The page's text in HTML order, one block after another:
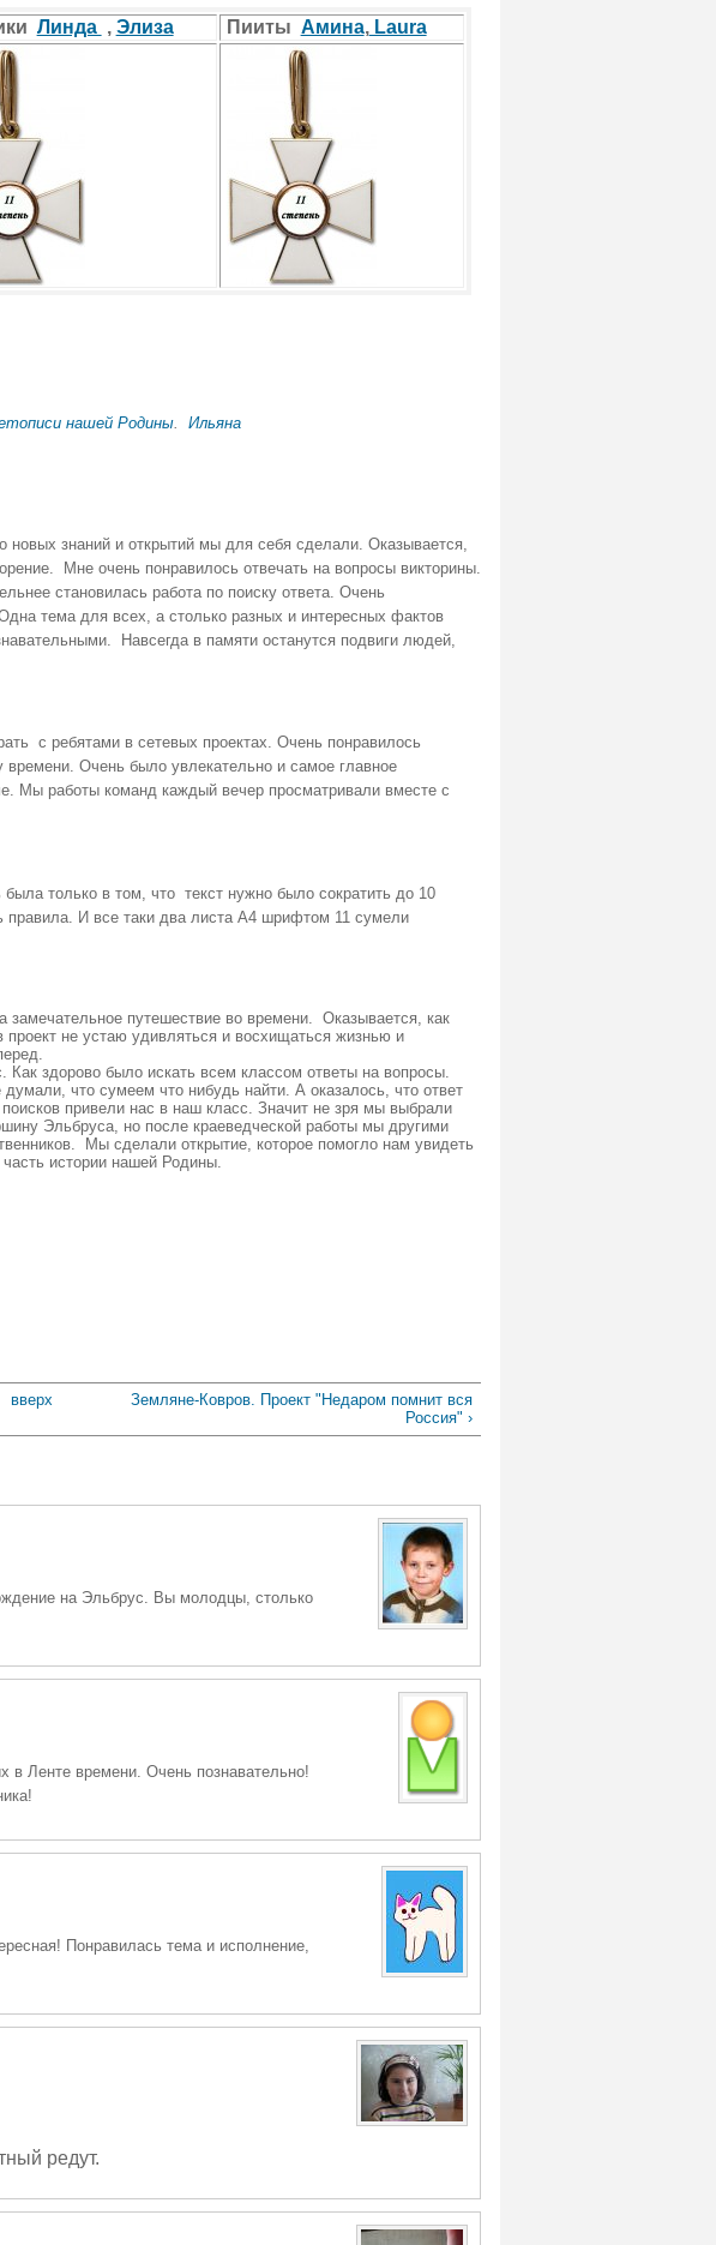
Линда , Элиза Пииты Амина,Laura
нашей Родины. Ильяна
знаний и открытий мы для себя сделали. Оказывается,
Мне очень понравилось отвечать на вопросы викторины.
становилась работа по поиску ответа. Очень
тема для всех, а столько разных и интересных фактов
Навсегда в памяти останутся подвиги людей,
с ребятами в сетевых проектах. Очень понравилось
времени. Очень было увлекательно и самое главное
Мы работы команд каждый вечер просматривали вместе с
только в том, что текст нужно было сократить до 10
правила. И все таки два листа А4 шрифтом 11 сумели
замечательное путешествие во времени. Оказывается, как
не устаю удивляться и восхищаться жизнью и
Как здорово было искать всем классом ответы на вопросы.
что сумеем что нибудь найти. А оказалось, что ответ
привели нас в наш класс. Значит не зря мы выбрали
Эльбруса, но после краеведческой работы мы другими
Мы сделали открытие, которое помогло нам увидеть
истории нашей Родины.
вверх
Земляне-Ковров. Проект "Недаром помнит вся
Россия" ›
на Эльбрус. Вы молодцы, столько
Ленте времени. Очень познавательно!
Понравилась тема и исполнение,
редут.